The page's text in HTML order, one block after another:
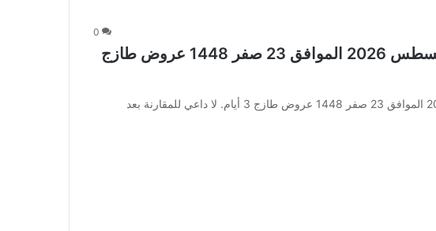
0
عروض رامز تبوك اليوم 6 أغسطس 2026 الموافق 23 صفر 1448 عروض طازج
عروض رامز تبوك اليوم 6 أغسطس 2026 الموافق 23 صفر 1448 عروض طازج 3 أيام. لا داعي للمقارنة بعد